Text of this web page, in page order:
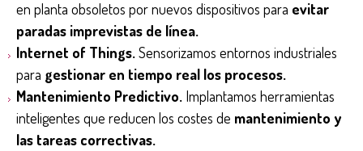
en planta obsoletos por nuevos dispositivos para evitar
paradas imprevistas de línea.
Internet of Things.Sensorizamos entornos industriales
para gestionar en tiempo real los procesos.
Mantenimiento Predictivo. Implantamos herramientas
inteligentes que reducen los costes de mantenimiento y
las tareas correctivas.